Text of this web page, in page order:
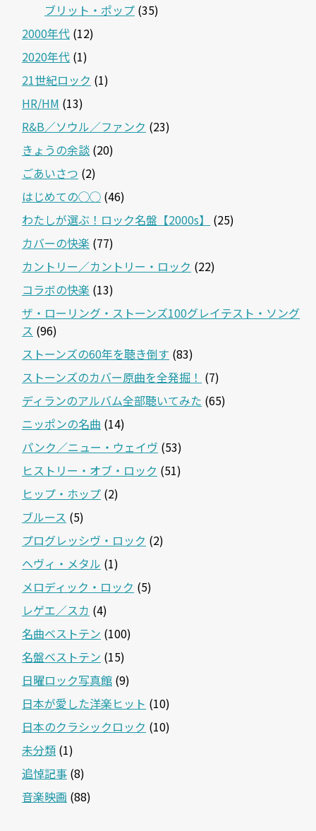
ブリット・ポップ (35)
2000年代 (12)
2020年代 (1)
21世紀ロック (1)
HR/HM (13)
R&B／ソウル／ファンク (23)
きょうの余談 (20)
ごあいさつ (2)
はじめての◯◯ (46)
わたしが選ぶ！ロック名盤【2000s】
(25)
カバーの快楽 (77)
カントリー／カントリー・ロック (22)
コラボの快楽 (13)
ザ・ローリング・ストーンズ100グレイテスト・ソング
ス (96)
ストーンズの60年を聴き倒す (83)
ストーンズのカバー原曲を全発掘！ (7)
ディランのアルバム全部聴いてみた (65)
ニッポンの名曲 (14)
パンク／ニュー・ウェイヴ (53)
ヒストリー・オブ・ロック (51)
ヒップ・ホップ (2)
ブルース (5)
プログレッシヴ・ロック (2)
ヘヴィ・メタル (1)
メロディック・ロック (5)
レゲエ／スカ (4)
名曲ベストテン (100)
名盤ベストテン (15)
日曜ロック写真館 (9)
日本が愛した洋楽ヒット (10)
日本のクラシックロック (10)
未分類 (1)
追悼記事 (8)
音楽映画 (88)